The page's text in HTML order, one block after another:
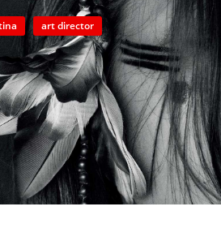
art director